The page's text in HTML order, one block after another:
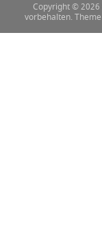
Copyright © 2026
vorbehalten. Theme